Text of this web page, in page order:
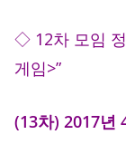
◇ 12차 모임
게임>”
(13차) 2017년